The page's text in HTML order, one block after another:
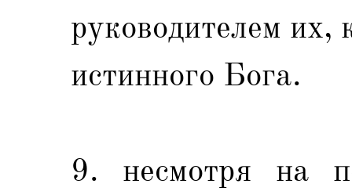
руководителем их,
истинного Бога.
9. несмотря на